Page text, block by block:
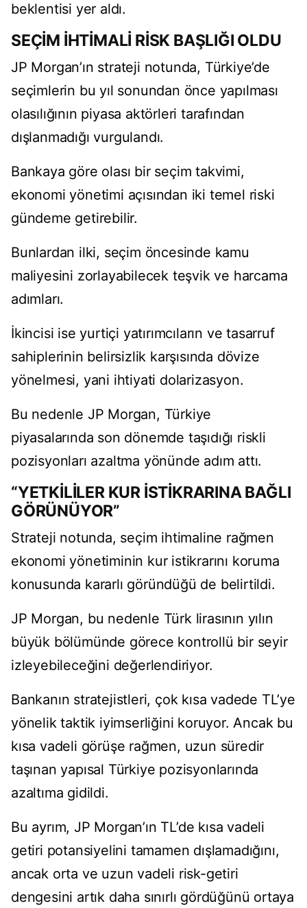
beklentisi yer aldı.
SEÇİM İHTİMALİ RİSK BAŞLIĞI OLDU
JP Morgan’ın strateji notunda, Türkiye’de
seçimlerin bu yıl sonundan önce yapılması
olasılığının piyasa aktörleri tarafından
dışlanmadığı vurgulandı.
Bankaya göre olası bir seçim takvimi,
ekonomi yönetimi açısından iki temel riski
gündeme getirebilir.
Bunlardan ilki, seçim öncesinde kamu
maliyesini zorlayabilecek teşvik ve harcama
adımları.
İkincisi ise yurtiçi yatırımcıların ve tasarruf
sahiplerinin belirsizlik karşısında dövize
yönelmesi, yani ihtiyati dolarizasyon.
Bu nedenle JP Morgan, Türkiye
piyasalarında son dönemde taşıdığı riskli
pozisyonları azaltma yönünde adım attı.
“YETKİLİLER KUR İSTİKRARINA BAĞLI
GÖRÜNÜYOR”
Strateji notunda, seçim ihtimaline rağmen
ekonomi yönetiminin kur istikrarını koruma
konusunda kararlı göründüğü de belirtildi.
JP Morgan, bu nedenle Türk lirasının yılın
büyük bölümünde görece kontrollü bir seyir
izleyebileceğini değerlendiriyor.
Bankanın stratejistleri, çok kısa vadede TL’ye
yönelik taktik iyimserliğini koruyor. Ancak bu
kısa vadeli görüşe rağmen, uzun süredir
taşınan yapısal Türkiye pozisyonlarında
azaltıma gidildi.
Bu ayrım, JP Morgan’ın TL’de kısa vadeli
getiri potansiyelini tamamen dışlamadığını,
ancak orta ve uzun vadeli risk-getiri
dengesini artık daha sınırlı gördüğünü ortaya